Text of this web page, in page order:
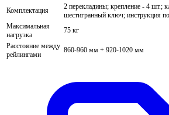
Комплектация
2 перекладины; крепление - 4 шт.;
шестигранный ключ; инструкция
Максимальная
нагрузка
75 кг
Расстояние между
рейлингами
860-960 мм + 920-1020 мм